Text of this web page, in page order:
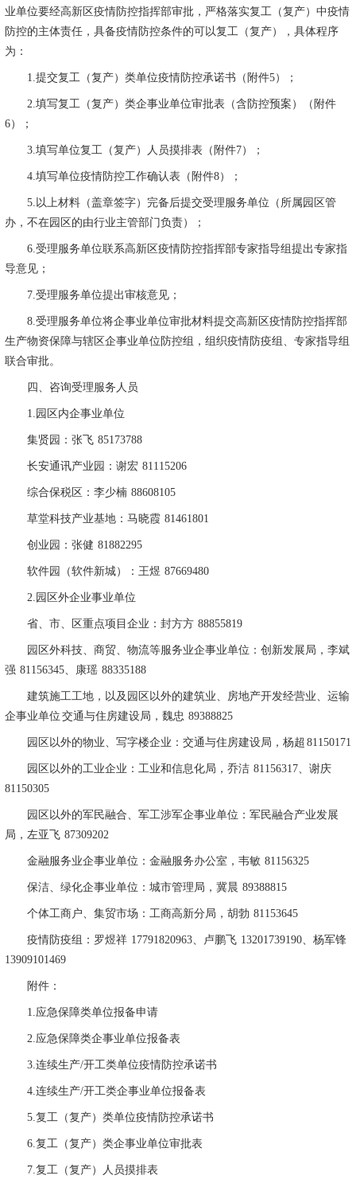
业单位要经高新区疫情防控指挥部审批，严格落实复工（复产）中疫情
防控的主体责任，具备疫情防控条件的可以复工（复产），具体程序
为：
1. 提交复工（复产）类单位疫情防控承诺书（附件5）；
2. 填写复工（复产）类企事业单位审批表（含防控预案）（附件
6）；
3. 填写单位复工（复产）人员摸排表（附件7）；
4. 填写单位疫情防控工作确认表（附件8）；
5. 以上材料（盖章签字）完备后提交受理服务单位（所属园区管
办，不在园区的由行业主管部门负责）；
6. 受理服务单位联系高新区疫情防控指挥部专家指导组提出专家指
导意见；
7. 受理服务单位提出审核意见；
8. 受理服务单位将企事业单位审批材料提交高新区疫情防控指挥部
生产物资保障与辖区企事业单位防控组，组织疫情防疫组、专家指导组
联合审批。
四、咨询受理服务人员
1. 园区内企事业单位
集贤园：张飞85173788
长安通讯产业园：谢宏81115206
综合保税区：李少楠88608105
草堂科技产业基地：马晓霞 81461801
创业园：张健 81882295
软件园（软件新城）：王煜 87669480
2. 园区外企业事业单位
省、市、区重点项目企业：封方方88855819
园区外科技、商贸、物流等服务业企事业单位：创新发展局，李斌
强 81156345、康瑶88335188
建筑施工工地，以及园区以外的建筑业、房地产开发经营业、运输
企事业单位 交通与住房建设局，魏忠 89388825
园区以外的物业、写字楼企业：交通与住房建设局，杨超 81150171
园区以外的工业企业：工业和信息化局，乔洁81156317、谢庆
81150305
园区以外的军民融合、军工涉军企事业单位：军民融合产业发展
局，左亚飞87309202
金融服务业企事业单位：金融服务办公室，韦敏 81156325
保洁、绿化企事业单位：城市管理局，冀晨 89388815
个体工商户、集贸市场：工商高新分局，胡勃 81153645
疫情防疫组：罗煜祥17791820963、卢鹏飞13201739190、杨军锋
13909101469
附件：
1. 应急保障类单位报备申请
2. 应急保障类企事业单位报备表
3. 连续生产/开工类单位疫情防控承诺书
4. 连续生产/开工类企事业单位报备表
5. 复工（复产）类单位疫情防控承诺书
6. 复工（复产）类企事业单位审批表
7. 复工（复产）人员摸排表